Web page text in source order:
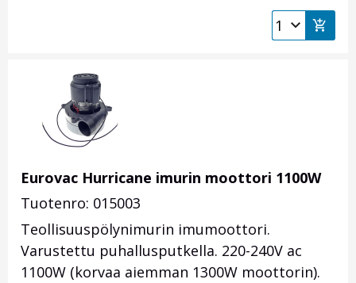
Eurovac Hurricane imurin moottori 1100W
Tuotenro: 015003
Teollisuuspölynimurin imumoottori.
Varustettu puhallusputkella. 220-240V ac
1100W (korvaa aiemman 1300W moottorin).